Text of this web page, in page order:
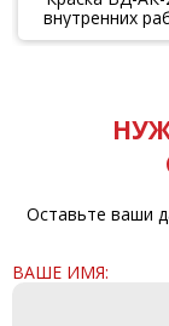
внутренних
Оставьте ваши
ВАШЕ ИМЯ: